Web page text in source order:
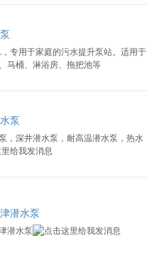
专用于家庭的污水提升泵站。适用于
马桶、淋浴房、拖把池等
泵
，深井潜水泵，耐高温潜水泵，热水
潜水泵
潜水泵